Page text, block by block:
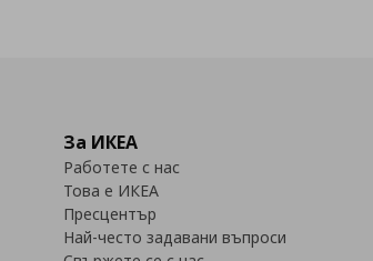
За ИКЕА
Работете с нас
Това е ИКЕА
Пресцентър
Най-често задавани въпроси